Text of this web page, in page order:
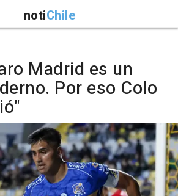
notiChile
Madrid es un
Por eso Colo